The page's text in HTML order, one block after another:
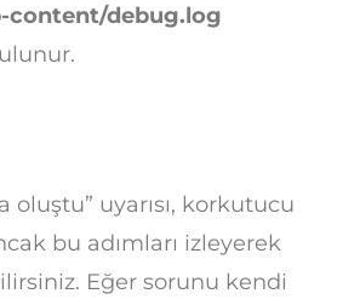
content/debug.log
oluştu” uyarısı, korkutucu
bu adımları izleyerek
Eğer sorunu kendi